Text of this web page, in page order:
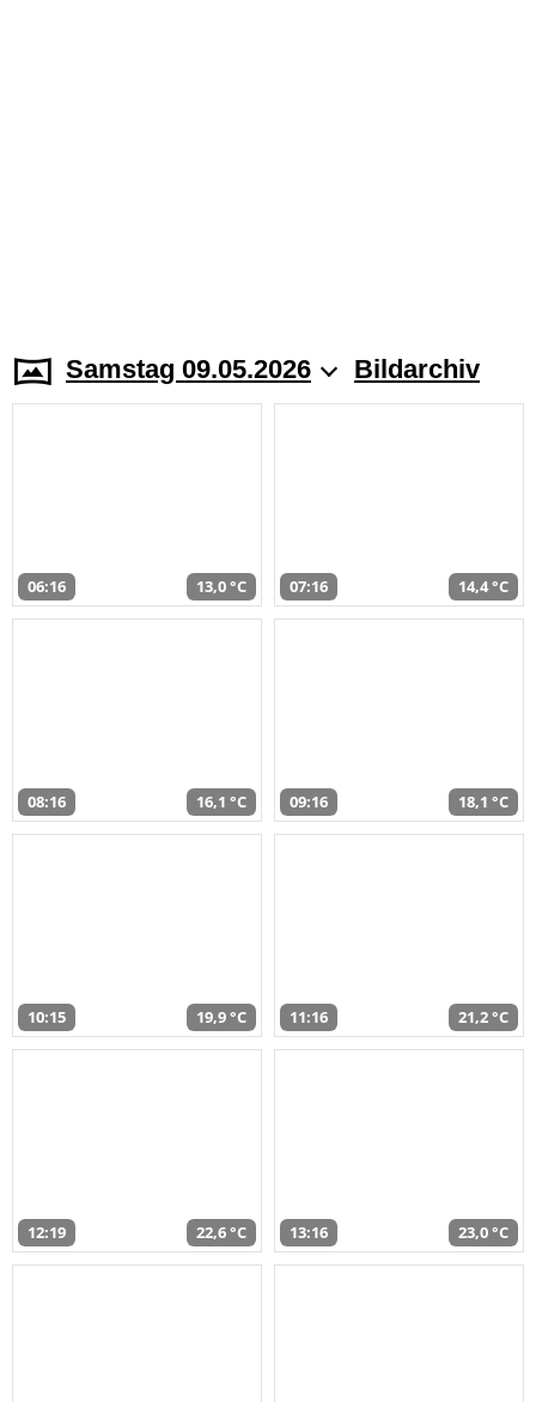
Samstag 09.05.2026 Bildarchiv
06:16 13,0 °C 07:16 14,4 °C
08:16 16,1 °C 09:16 18,1 °C
10:15 19,9 °C 11:16 21,2 °C
12:19 22,6 °C 13:16 23,0 °C